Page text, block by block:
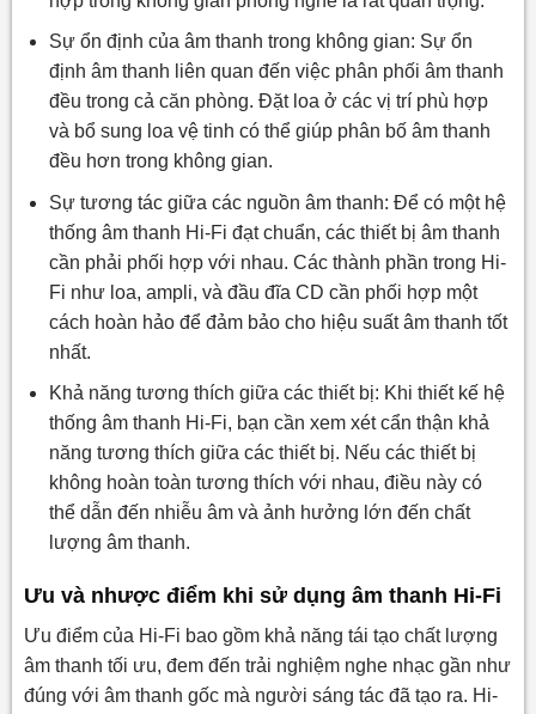
Sự ổn định của âm thanh trong không gian: Sự ổn
định âm thanh liên quan đến việc phân phối âm thanh
đều trong cả căn phòng. Đặt loa ở các vị trí phù hợp
và bổ sung loa vệ tinh có thể giúp phân bố âm thanh
đều hơn trong không gian.
Sự tương tác giữa các nguồn âm thanh: Để có một hệ
thống âm thanh Hi-Fi đạt chuẩn, các thiết bị âm thanh
cần phải phối hợp với nhau. Các thành phần trong Hi-
Fi như loa, ampli, và đầu đĩa CD cần phối hợp một
cách hoàn hảo để đảm bảo cho hiệu suất âm thanh tốt
nhất.
Khả năng tương thích giữa các thiết bị: Khi thiết kế hệ
thống âm thanh Hi-Fi, bạn cần xem xét cẩn thận khả
năng tương thích giữa các thiết bị. Nếu các thiết bị
không hoàn toàn tương thích với nhau, điều này có
thể dẫn đến nhiễu âm và ảnh hưởng lớn đến chất
lượng âm thanh.
Ưu và nhược điểm khi sử dụng âm thanh Hi-Fi
Ưu điểm của Hi-Fi bao gồm khả năng tái tạo chất lượng
âm thanh tối ưu, đem đến trải nghiệm nghe nhạc gần như
đúng với âm thanh gốc mà người sáng tác đã tạo ra. Hi-